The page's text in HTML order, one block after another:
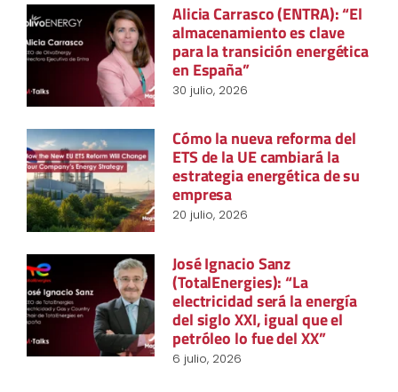
Alicia Carrasco (ENTRA): “El
almacenamiento es clave
para la transición energética
en España”
30 julio, 2026
Cómo la nueva reforma del
ETS de la UE cambiará la
estrategia energética de su
empresa
20 julio, 2026
José Ignacio Sanz
(TotalEnergies): “La
electricidad será la energía
del siglo XXI, igual que el
petróleo lo fue del XX”
6 julio, 2026